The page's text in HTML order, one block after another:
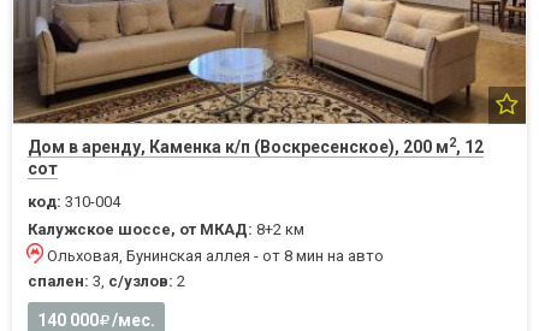
Дом в аренду, Каменка к/п (Воскресенское), 200 м2, 12
сот
код: 310-004
Калужское шоссе, от МКАД: 8+2 км
Ольховая, Бунинская аллея - от 8 мин на авто
спален: 3, с/узлов: 2
140 000 /мес.